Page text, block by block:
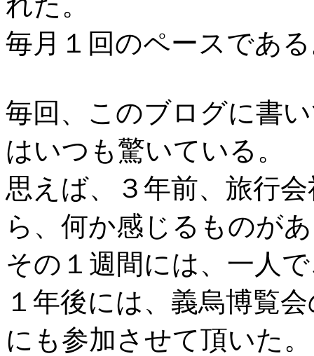
毎月１回のペースであ
毎回、このブログに書
はいつも驚いている。
思えば、３年前、旅行
ら、何か感じるものが
その１週間には、一人
１年後には、義烏博覧
にも参加させて頂いた。